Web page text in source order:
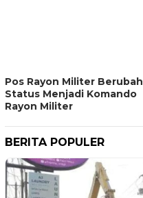
Pos Rayon Militer Berubah
Status Menjadi Komando
Rayon Militer
BERITA POPULER